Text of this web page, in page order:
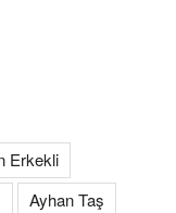
Erkekli
Ayhan Taş